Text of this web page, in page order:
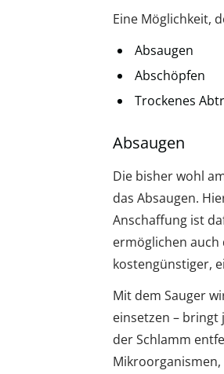
Eine Möglichkeit,
Absaugen
Abschöpfen
Trockenes
Absaugen
Die bisher wohl
das Absaugen.
Anschaffung ist
ermöglichen auch
kostengünstiger,
Mit dem Sauger
einsetzen –
der Schlamm